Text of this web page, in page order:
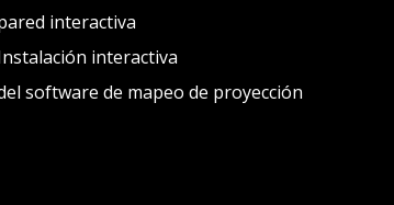
interactiva
interactiva
software de mapeo de proyección